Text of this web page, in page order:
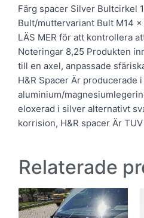
Färg spacer Silver Bultcirkel
Bult/muttervariant Bult M14 x
LÄS MER för att kontrollera
Noteringar 8,25 Produkten
till en axel, anpassade
H&R Spacer Är producerade
aluminium/
eloxerad i silver alternativt
korrision, H&R spacer Är
Relaterade